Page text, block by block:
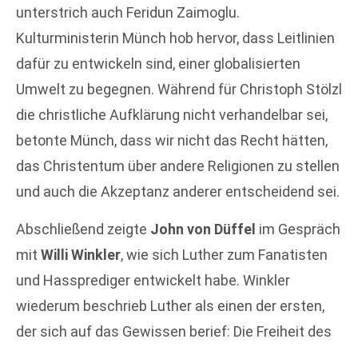
unterstrich auch Feridun Zaimoglu.
Kulturministerin Münch hob hervor, dass Leitlinien
dafür zu entwickeln sind, einer globalisierten
Umwelt zu begegnen. Während für Christoph Stölzl
die christliche Aufklärung nicht verhandelbar sei,
betonte Münch, dass wir nicht das Recht hätten,
das Christentum über andere Religionen zu stellen
und auch die Akzeptanz anderer entscheidend sei.
Abschließend zeigte John von Düffel im Gespräch
mit Willi Winkler, wie sich Luther zum Fanatisten
und Hassprediger entwickelt habe. Winkler
wiederum beschrieb Luther als einen der ersten,
der sich auf das Gewissen berief: Die Freiheit des